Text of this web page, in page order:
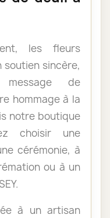
les fleurs
soutien sincère,
de
hommage à la
notre boutique
choisir une
cérémonie, à
ou à un
à un artisan